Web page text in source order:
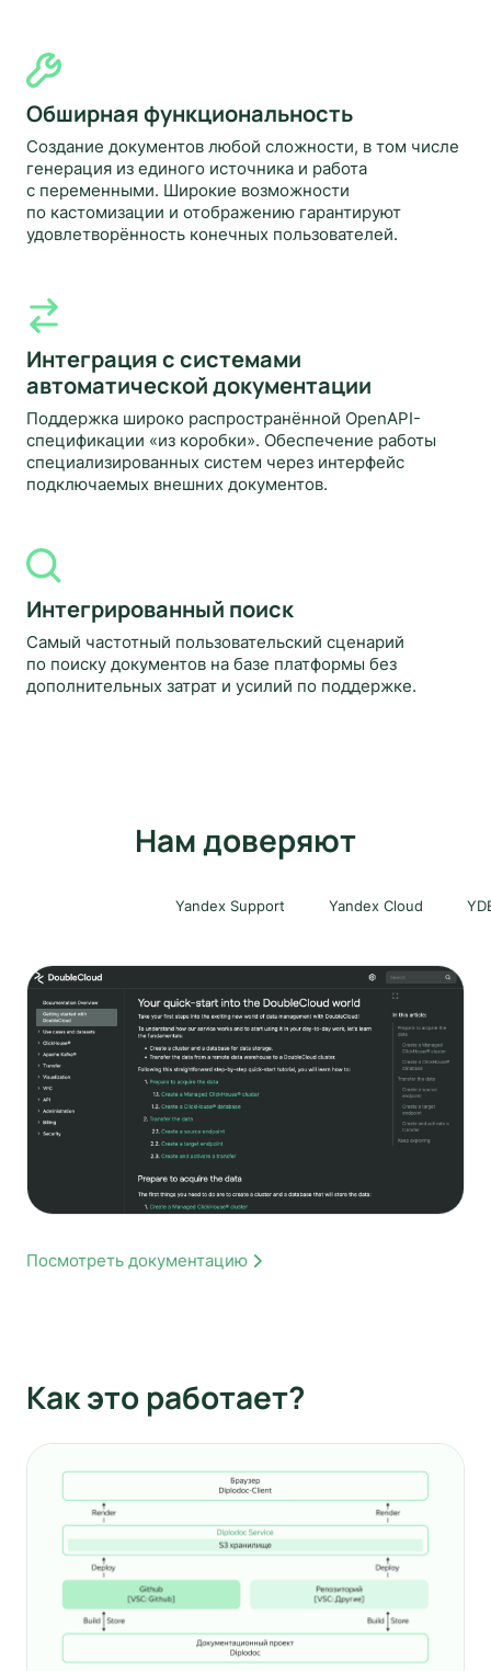
Обширная функциональность
Создание документов любой сложности, в том числе
генерация из единого источника и работа
с переменными. Широкие возможности
по кастомизации и отображению гарантируют
удовлетворённость конечных пользователей.
Интеграция с системами
автоматической документации
Поддержка широко распространённой OpenAPI-
спецификации «из коробки». Обеспечение работы
специализированных систем через интерфейс
подключаемых внешних документов.
Интегрированный поиск
Самый частотный пользовательский сценарий
по поиску документов на базе платформы без
дополнительных затрат и усилий по поддержке.
Нам доверяют
Yandex Support Yandex Cloud
Посмотреть документацию
Как это работает?